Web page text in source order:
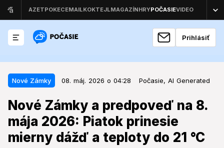
Prihlásiť
Nové Zámky 08. máj. 2026 o 04:28 Počasie, AI Generated
Nové Zámky a predpoveď na 8.
mája 2026: Piatok prinesie
mierny dážď a teploty do 21 °C
Nové Zámky 08. máj. 2026 o 04:28
Nové Zámky a predpoveď na 8.
mája 2026: Piatok prinesie mierny
dážď a teploty do 21 °C